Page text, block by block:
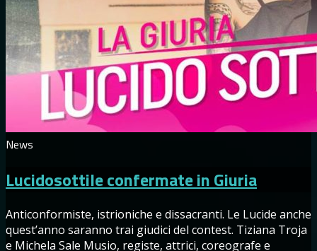
News
Lucidosottile confermate in Giuria
Anticonformiste, istrioniche e dissacranti. Le Lucide anche
quest’anno saranno trai giudici del contest. Tiziana Troja
e Michela Sale Musio, registe, attrici, coreografe e